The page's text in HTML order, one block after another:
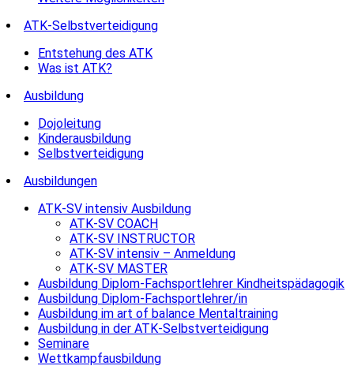
ATK-Selbstverteidigung
Entstehung des ATK
Was ist ATK?
Ausbildung
Dojoleitung
Kinderausbildung
Selbstverteidigung
Ausbildungen
ATK-SV intensiv Ausbildung
ATK-SV COACH
ATK-SV INSTRUCTOR
ATK-SV intensiv – Anmeldung
ATK-SV MASTER
Ausbildung Diplom-Fachsportlehrer Kindheitspädagogik
Ausbildung Diplom-Fachsportlehrer/in
Ausbildung im art of balance Mentaltraining
Ausbildung in der ATK-Selbstverteidigung
Seminare
Wettkampfausbildung